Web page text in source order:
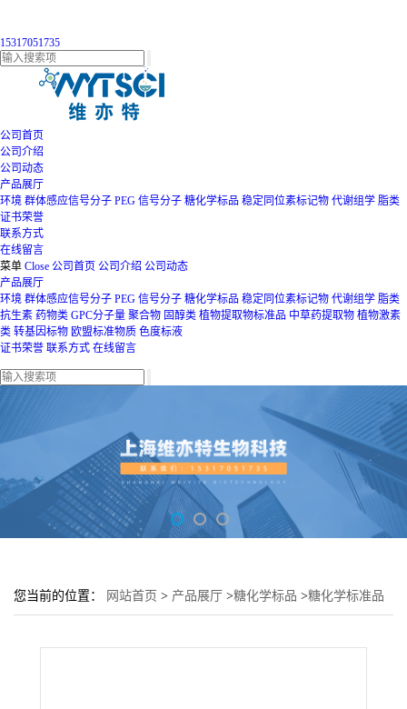
15317051735
公司首页
公司介绍
公司动态
产品展厅
环境 群体感应信号分子 PEG 信号分子 糖化学标品 稳定同位素标记物 代谢组学 脂类
证书荣誉
联系方式
在线留言
菜单 Close 公司首页 公司介绍 公司动态
产品展厅
环境 群体感应信号分子 PEG 信号分子 糖化学标品 稳定同位素标记物 代谢组学 脂类
抗生素 药物类 GPC分子量 聚合物 固醇类 植物提取物标准品 中草药提取物 植物激素
类 转基因标物 欧盟标准物质 色度标液
证书荣誉 联系方式 在线留言
您当前的位置： 网站首页 > 产品展厅 >糖化学标品 >糖化学标准品